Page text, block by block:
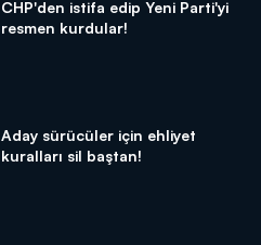
CHP'den istifa edip Yeni Parti'yi
resmen kurdular!
Aday sürücüler için ehliyet
kuralları sil baştan!